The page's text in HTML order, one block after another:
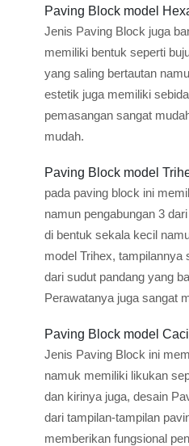
Paving Block model
Jenis Paving Block juga
memiliki bentuk seperti
yang saling bertautan
estetik juga memiliki
pemasangan sangat
mudah.
Paving Block model
pada paving block ini
namun pengabungan 3
di bentuk sekala kecil
model Trihex, tampilannya
dari sudut pandang yang
Perawatanya juga sangat
Paving Block model
Jenis Paving Block ini
namuk memiliki likukan
dan kirinya juga, desain
dari tampilan-tampilan
memberikan fungsional